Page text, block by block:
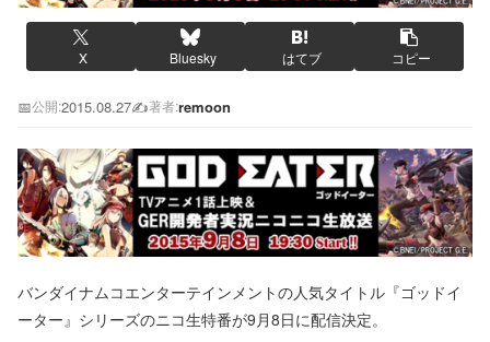
X Bluesky はてブ コピー
📅公開:2015.08.27✍️著者:remoon
バンダイナムコエンターテインメントの人気タイトル『ゴッドイ
ーター』シリーズのニコ生特番が9月8日に配信決定。